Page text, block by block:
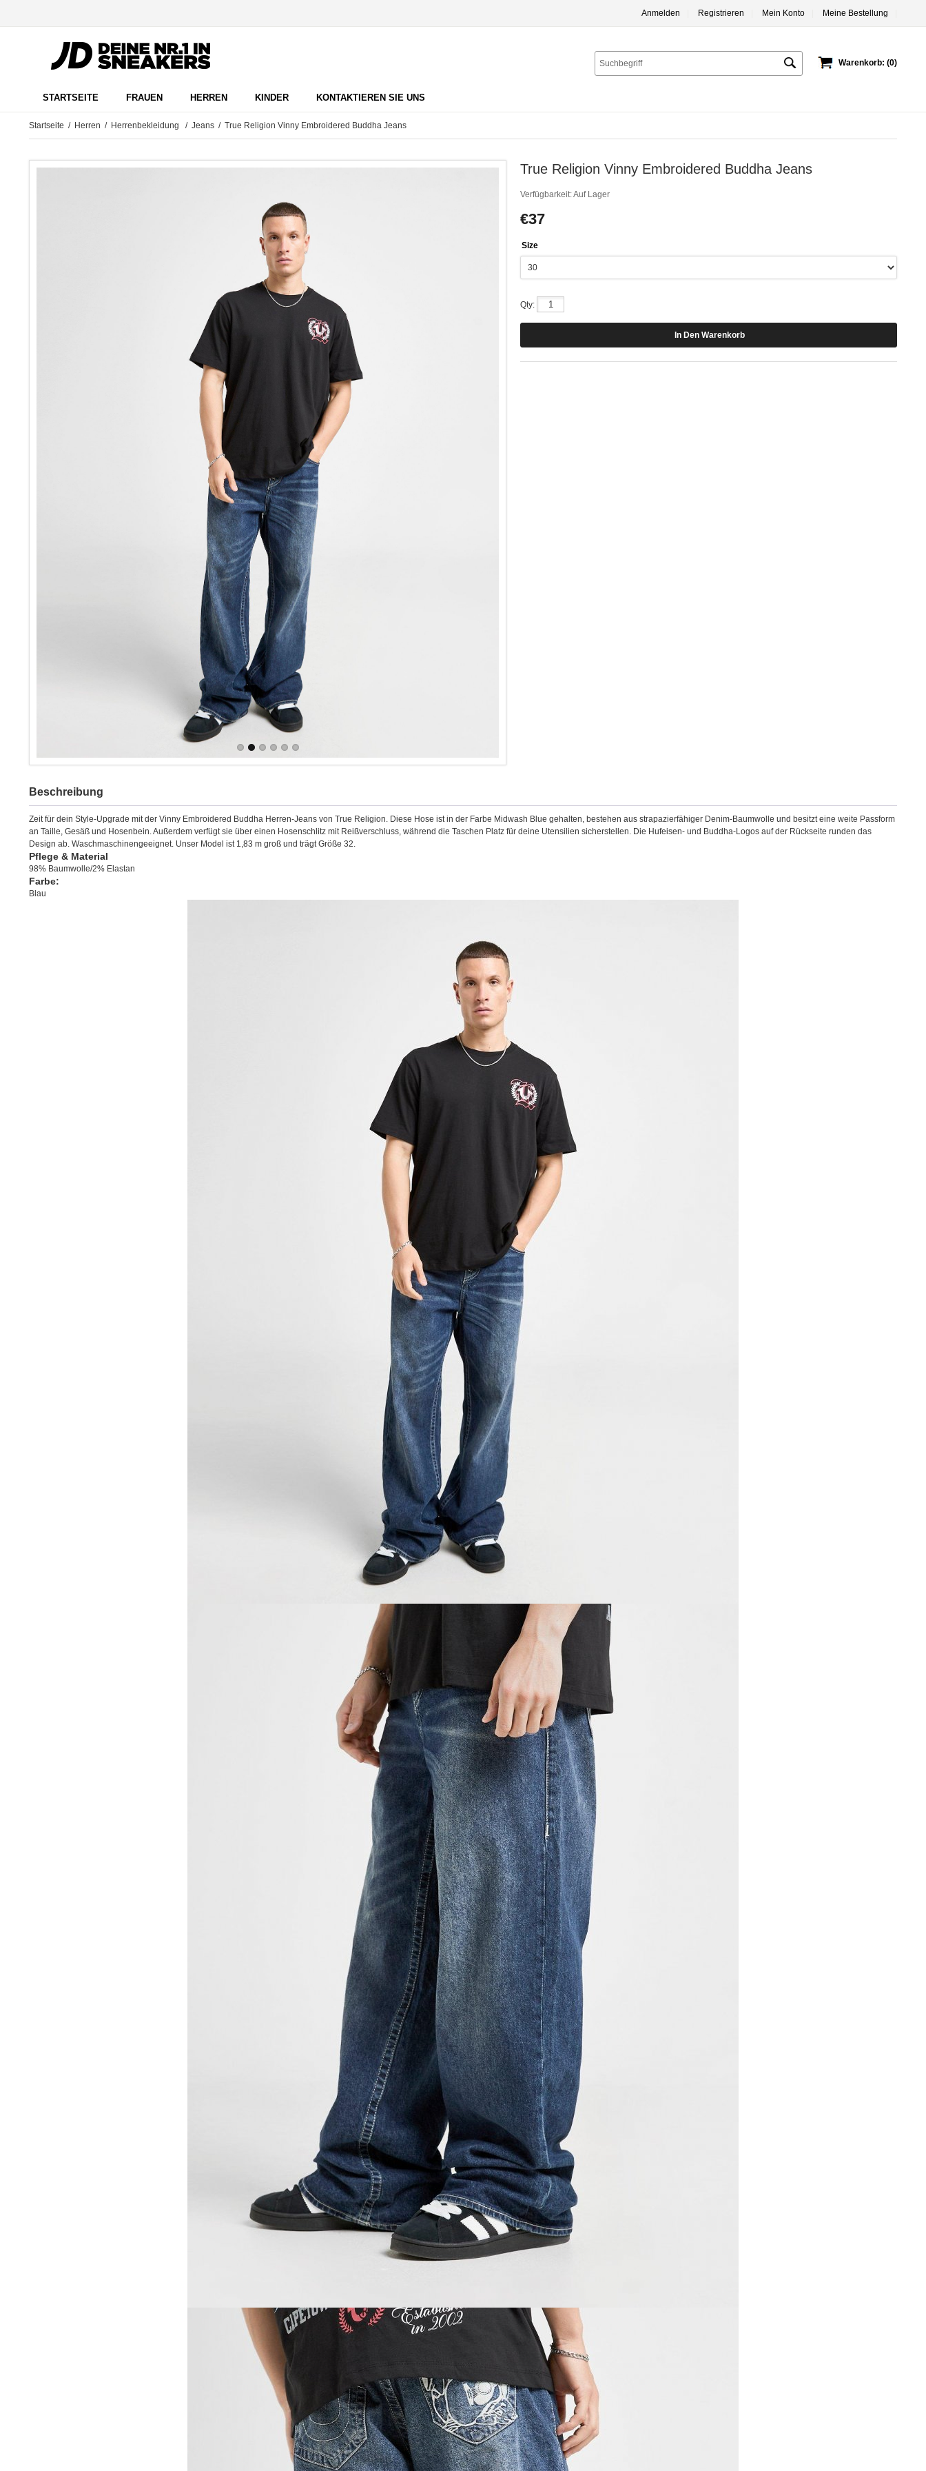
Anmelden Registrieren Mein Konto Meine Bestellung
Warenkorb: (0)
STARTSEITE FRAUEN HERREN KINDER KONTAKTIEREN SIE UNS
Startseite / Herren / Herrenbekleidung / Jeans / True Religion Vinny Embroidered Buddha Jeans
True Religion Vinny Embroidered Buddha Jeans
Verfügbarkeit:Auf Lager
€37
Size
Qty:
Beschreibung
Zeit für dein Style-Upgrade mit der Vinny Embroidered Buddha Herren-Jeans von True Religion. Diese Hose ist in der Farbe Midwash Blue gehalten, bestehen aus strapazierfähiger Denim-Baumwolle und besitzt eine weite Passform
an Taille, Gesäß und Hosenbein. Außerdem verfügt sie über einen Hosenschlitz mit Reißverschluss, während die Taschen Platz für deine Utensilien sicherstellen. Die Hufeisen- und Buddha-Logos auf der Rückseite runden das
Design ab. Waschmaschinengeeignet. Unser Model ist 1,83 m groß und trägt Größe 32.
Pflege & Material
98% Baumwolle/2% Elastan
Farbe:
Blau